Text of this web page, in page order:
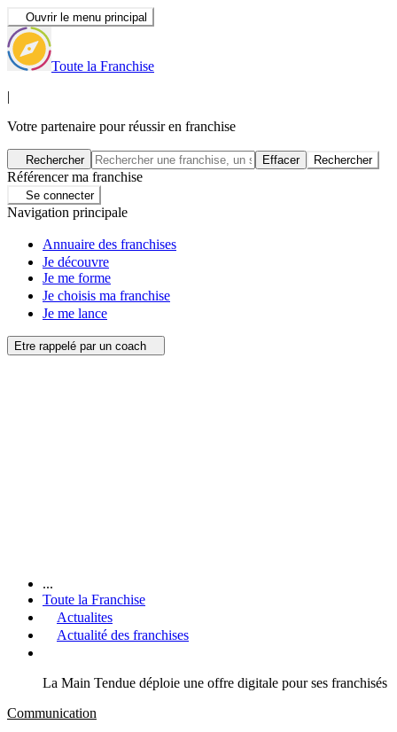
Ouvrir le menu principal
Toute la Franchise
|
Votre partenaire pour réussir en franchise
Rechercher Effacer Rechercher
Référencer ma franchise
Se connecter
Navigation principale
Annuaire des franchises
Je découvre
Je me forme
Je choisis ma franchise
Je me lance
Etre rappelé par un coach
...
Toute la Franchise
Actualites
Actualité des franchises
La Main Tendue déploie une offre digitale pour ses franchisés
Communication